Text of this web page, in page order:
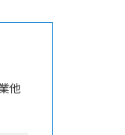
他